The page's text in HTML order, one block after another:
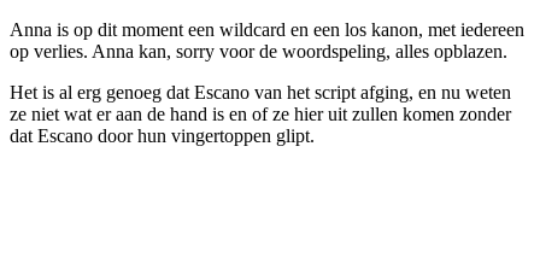
Anna is op dit moment een wildcard en een los kanon, met iedereen
op verlies. Anna kan, sorry voor de woordspeling, alles opblazen.
Het is al erg genoeg dat Escano van het script afging, en nu weten
ze niet wat er aan de hand is en of ze hier uit zullen komen zonder
dat Escano door hun vingertoppen glipt.